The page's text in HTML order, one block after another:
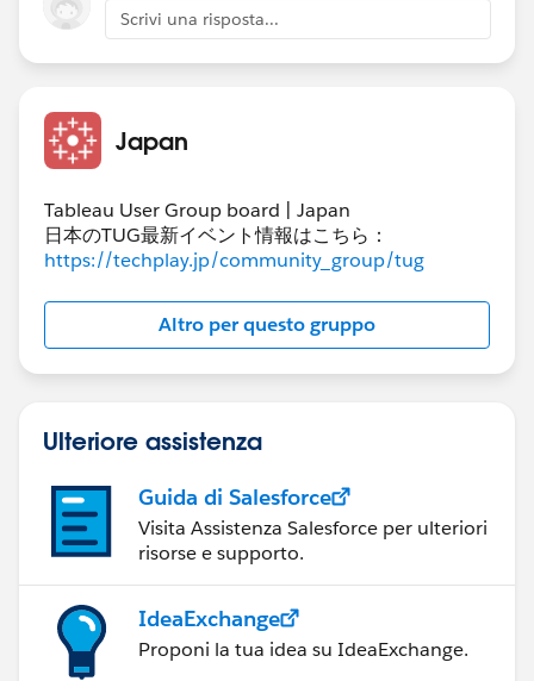
Scrivi una risposta...
Japan
Tableau User Group board | Japan
日本のTUG最新イベント情報はこちら：
https://techplay.jp/community_group/tug
Altro per questo gruppo
Ulteriore assistenza
Guida di Salesforce
Visita Assistenza Salesforce per ulteriori
risorse e supporto.
IdeaExchange
Proponi la tua idea su IdeaExchange.